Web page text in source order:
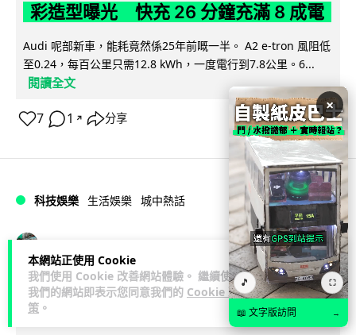
本網站正使用 Cookie
我們使用 Cookie 改善網站體驗。 繼續使用
我們的網站即表示您同意我們的 Cookie 政
策 。
彩造型曝光 快充 26 分鐘充滿 8 成電
Audi 呢部新車，能耗竟然係25年前嘅一半。 A2 e-tron 風阻低
至0.24，每百公里只需12.8 kWh，一度電行到7.8公里。6...
閱讀全文
7 1 ↗ 分享
科技娛樂 生活娛樂 城中熱話
法國 8 月 11 日出新例 未經同意嚴禁
Cold Call 違規企業最高罰 345 萬
×
🎵 ⛶
📖 文字版訪問 →